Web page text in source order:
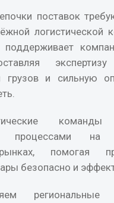
поставок
логистической
поддерживает
грузов и сильную
команды
процессами на
помогая
безопасно и